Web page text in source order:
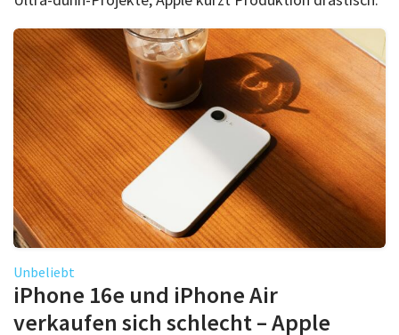
Unbeliebt
iPhone 16e und iPhone Air
verkaufen sich schlecht – Apple